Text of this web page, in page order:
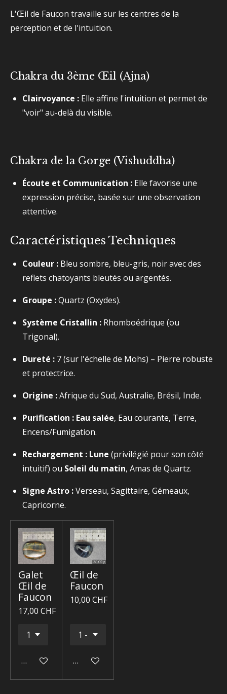
L'Œil de Faucon travaille sur les centres de la
perception et de l'intuition.
Chakra du 3ème Œil (Ajna)
Clairvoyance : Elle affine l'intuition et permet de
"voir" au-delà du visible.
Chakra de la Gorge (Vishuddha)
Écoute et Communication : Elle favorise une
expression précise, basée sur une observation
attentive.
Caractéristiques Techniques
Couleur : Bleu sombre, bleu-gris, noir avec des
reflets chatoyants bleutés ou argentés.
Groupe :Quartz (Oxydes).
Système Cristallin : Rhomboédrique (ou
Trigonal).
Dureté : 7 (sur l'échelle de Mohs) – Pierre robuste
et protectrice.
Origine :Afrique du Sud, Australie, Brésil, Inde.
Purification : Eau salée, Eau courante, Terre,
Encens/Fumigation.
Rechargement : Lune (privilégié pour son côté
intuitif) ou Soleil du matin, Amas de Quartz.
Signe Astro :Verseau, Sagittaire, Gémeaux,
Capricorne.
Galet
Œil de
Faucon
17,00 CHF
Ajouter au panier
Œil de
Faucon
10,00 CHF
Ajouter au panier